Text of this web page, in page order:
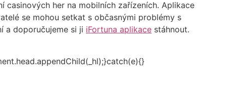
casinových her na mobilních zařízeních. Aplikace
se mohou setkat s občasnými problémy s
a doporučujeme si ji iFortuna aplikace stáhnout.